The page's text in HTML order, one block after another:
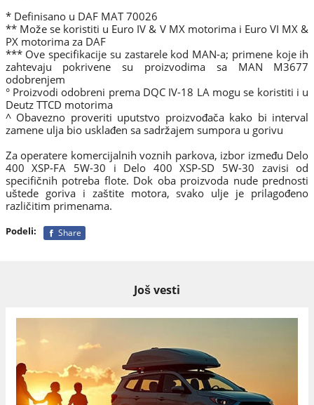
* Definisano u DAF MAT 70026
** Može se koristiti u Euro IV & V MX motorima i Euro VI MX &
PX motorima za DAF
*** Ove specifikacije su zastarele kod MAN-a; primene koje ih
zahtevaju pokrivene su proizvodima sa MAN M3677
odobrenjem
° Proizvodi odobreni prema DQC IV-18 LA mogu se koristiti i u
Deutz TTCD motorima
^ Obavezno proveriti uputstvo proizvođača kako bi interval
zamene ulja bio usklađen sa sadržajem sumpora u gorivu
Za operatere komercijalnih voznih parkova, izbor između Delo
400 XSP-FA 5W-30 i Delo 400 XSP-SD 5W-30 zavisi od
specifičnih potreba flote. Dok oba proizvoda nude prednosti
uštede goriva i zaštite motora, svako ulje je prilagođeno
različitim primenama.
Podeli: Share
Još vesti